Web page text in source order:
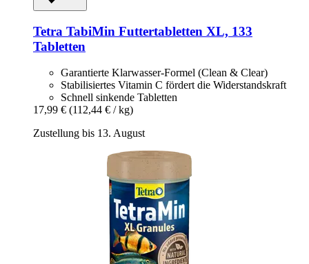
Tetra TabiMin Futtertabletten XL, 133
Tabletten
Garantierte Klarwasser-Formel (Clean & Clear)
Stabilisiertes Vitamin C fördert die Widerstandskraft
Schnell sinkende Tabletten
17,99 € (112,44 € / kg)
Zustellung bis 13. August